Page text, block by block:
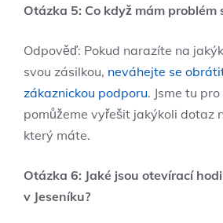
Otázka 5: Co když mám problém
Odpověď: Pokud narazíte na
svou zásilkou, neváhejte se
zákaznickou podporu. Jsme tu
pomůžeme vyřešit jakýkoli⁣ dotaz
který máte.
Otázka 6: Jaké ⁤jsou​ otevírací
v Jeseníku?